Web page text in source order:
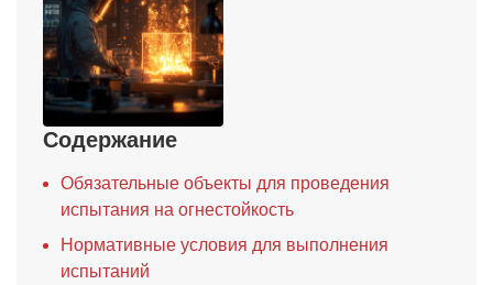
Содержание
Обязательные объекты для проведения
испытания на огнестойкость
Нормативные условия для выполнения
испытаний